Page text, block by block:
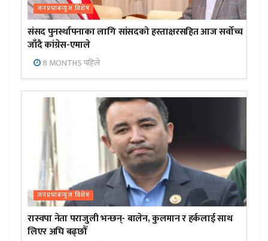
जनप्रभाबन्युज विशेष
संसद पुनर्स्थापनाका लागि सांसदको हस्ताक्षरसहित आज सर्वोच्च
जाँदै कांग्रेस-एमाले
8 MONTHS पहिले
जनप्रभाबन्युज विशेष
रास्वपा नेता पराजुली भन्छन्- बालेन, कुलमान र हर्कलाई साथ
लिएर अघि बढ्छौँ